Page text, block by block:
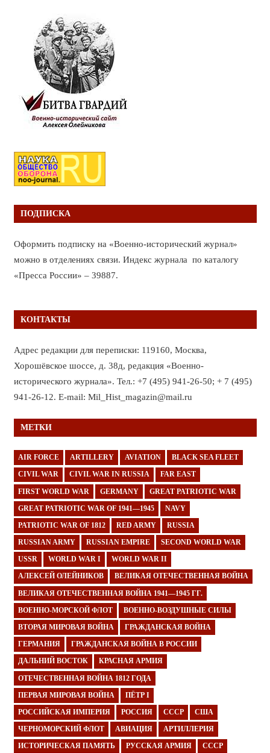
ПОДПИСКА
Оформить подписку на «Военно-исторический журнал»
можно в отделениях связи. Индекс журнала по каталогу
«Пресса России» – 39887.
КОНТАКТЫ
Адрес редакции для переписки: 119160, Москва,
Хорошёвское шоссе, д. 38д, редакция «Военно-
исторического журнала». Тел.: +7 (495) 941-26-50; + 7 (495)
941-26-12. E-mail: Mil_Hist_magazin@mail.ru
МЕТКИ
AIR FORCE ARTILLERY AVIATION BLACK SEA FLEET
CIVIL WAR CIVIL WAR IN RUSSIA FAR EAST
FIRST WORLD WAR GERMANY GREAT PATRIOTIC WAR
GREAT PATRIOTIC WAR OF 1941—1945 NAVY
PATRIOTIC WAR OF 1812 RED ARMY RUSSIA
RUSSIAN ARMY RUSSIAN EMPIRE SECOND WORLD WAR
USSR WORLD WAR I WORLD WAR II
АЛЕКСЕЙ ОЛЕЙНИКОВ ВЕЛИКАЯ ОТЕЧЕСТВЕННАЯ ВОЙНА
ВЕЛИКАЯ ОТЕЧЕСТВЕННАЯ ВОЙНА 1941—1945 ГГ.
ВОЕННО-МОРСКОЙ ФЛОТ ВОЕННО-ВОЗДУШНЫЕ СИЛЫ
ВТОРАЯ МИРОВАЯ ВОЙНА ГРАЖДАНСКАЯ ВОЙНА
ГЕРМАНИЯ ГРАЖДАНСКАЯ ВОЙНА В РОССИИ
ДАЛЬНИЙ ВОСТОК КРАСНАЯ АРМИЯ
ОТЕЧЕСТВЕННАЯ ВОЙНА 1812 ГОДА
ПЕРВАЯ МИРОВАЯ ВОЙНА ПЁТР I
РОССИЙСКАЯ ИМПЕРИЯ РОССИЯ СССР США
ЧЕРНОМОРСКИЙ ФЛОТ АВИАЦИЯ АРТИЛЛЕРИЯ
ИСТОРИЧЕСКАЯ ПАМЯТЬ РУССКАЯ АРМИЯ СССР